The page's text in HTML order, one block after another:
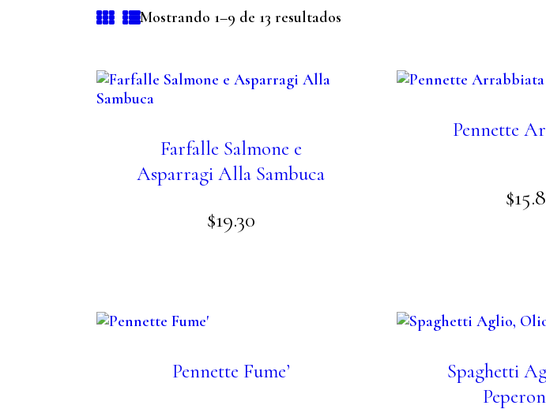
Mostrando 1–9 de 13 resultados
Farfalle Salmone e
Asparragi Alla Sambuca
$19.30
Pennette
$15.
Pennette Fume’
Spaghetti